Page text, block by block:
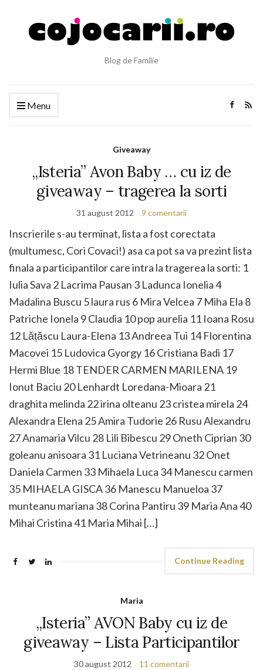
Blog de Familie
Menu
Giveaway
„Isteria” Avon Baby … cu iz de
giveaway – tragerea la sorti
31 august 2012 9 comentarii
Inscrierile s-au terminat, lista a fost corectata
(multumesc, Cori Covaci!) asa ca pot sa va prezint lista
finala a participantilor care intra la tragerea la sorti: 1
Iulia Sava 2 Lacrima Pausan 3 Ladunca Ionelia 4
Madalina Buscu 5 laura rus 6 Mira Velcea 7 Miha Ela 8
Patriche Ionela 9 Claudia 10 pop aurelia 11 Ioana Rosu
12 Lățăscu Laura-Elena 13 Andreea Tui 14 Florentina
Macovei 15 Ludovica Gyorgy 16 Cristiana Badi 17
Hermi Blue 18 TENDER CARMEN MARILENA 19
Ionut Baciu 20 Lenhardt Loredana-Mioara 21
draghita melinda 22 irina olteanu 23 cristea mirela 24
Alexandra Elena 25 Amira Tudorie 26 Rusu Alexandru
27 Anamaria Vilcu 28 Lili Bibescu 29 Oneth Ciprian 30
goleanu anisoara 31 Luciana Vetrineanu 32 Onet
Daniela Carmen 33 Mihaela Luca 34 Manescu carmen
35 MIHAELA GISCA 36 Manescu Manueloa 37
munteanu mariana 38 Corina Pantiru 39 Maria Ana 40
Mihai Cristina 41 Maria Mihai […]
Continue Reading
Maria
„Isteria” AVON Baby cu iz de
giveaway – Lista Participantilor
30 august 2012 11 comentarii